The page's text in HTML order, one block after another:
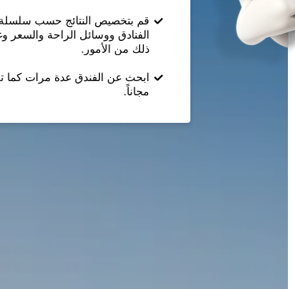
قم بتخصيص النتائج حسب سلسلة
الفنادق ووسائل الراحة والسعر
ذلك من الأمور.
ابحث عن الفندق عدة مرات كما
مجاناً.